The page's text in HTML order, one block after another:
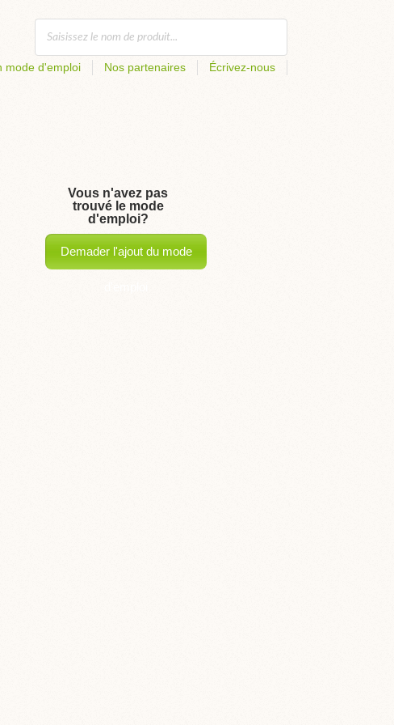
mode d'emploi Nos partenaires Écrivez-nous
Vous n'avez pas
trouvé le mode
d'emploi?
Demader l'ajout du mode